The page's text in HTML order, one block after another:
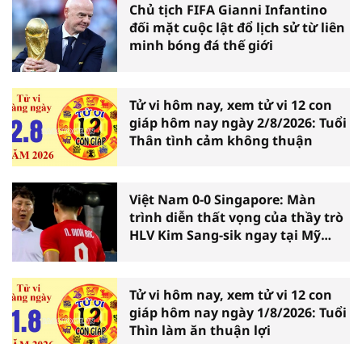
Chủ tịch FIFA Gianni Infantino
đối mặt cuộc lật đổ lịch sử từ liên
minh bóng đá thế giới
Tử vi hôm nay, xem tử vi 12 con
giáp hôm nay ngày 2/8/2026: Tuổi
Thân tình cảm không thuận
Việt Nam 0-0 Singapore: Màn
trình diễn thất vọng của thầy trò
HLV Kim Sang-sik ngay tại Mỹ
Tử vi hôm nay, xem tử vi 12 con
giáp hôm nay ngày 1/8/2026: Tuổi
Thìn làm ăn thuận lợi